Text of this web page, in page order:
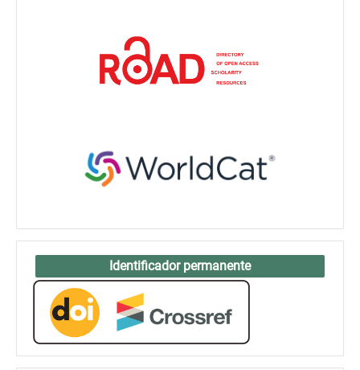
Identificador permanente